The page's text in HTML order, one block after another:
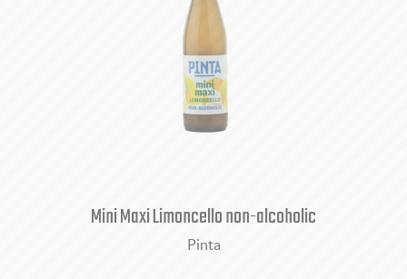
Mini Maxi Limoncello non-alcoholic
Pinta